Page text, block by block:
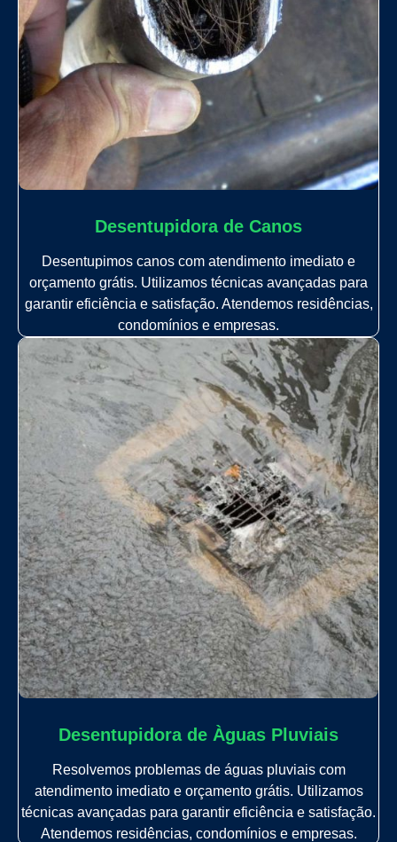
Desentupidora de Canos
Desentupimos canos com atendimento imediato e
orçamento grátis. Utilizamos técnicas avançadas para
garantir eficiência e satisfação. Atendemos residências,
condomínios e empresas.
Desentupidora de Àguas Pluviais
Resolvemos problemas de águas pluviais com
atendimento imediato e orçamento grátis. Utilizamos
técnicas avançadas para garantir eficiência e satisfação.
Atendemos residências, condomínios e empresas.